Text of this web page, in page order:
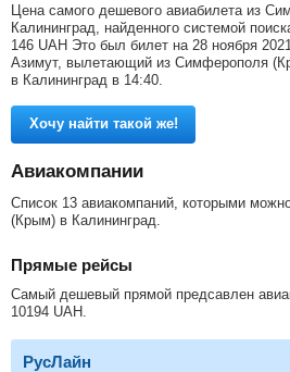
Цена самого дешевого авиабилета из
Калининград, найденного системой
146 UAH Это был билет на 28 ноября
Азимут, вылетающий из Симферополя
в Калининград в 14:40.
Хочу найти такой же!
Авиакомпании
Список 13 авиакомпаний, которыми
(Крым) в Калининград.
Прямые рейсы
Самый дешевый прямой предсавлен
10194 UAH
РусЛайн